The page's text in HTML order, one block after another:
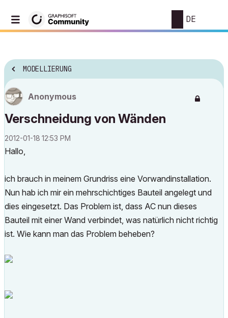
DE
MODELLIERUNG
Anonymous
Verschneidung von Wänden
‎2012-01-18 12:53 PM
Hallo,
ich brauch in meinem Grundriss eine Vorwandinstallation.
Nun hab ich mir ein mehrschichtiges Bauteil angelegt und
dies eingesetzt. Das Problem ist, dass AC nun dieses
Bauteil mit einer Wand verbindet, was natürlich nicht richtig
ist. Wie kann man das Problem beheben?